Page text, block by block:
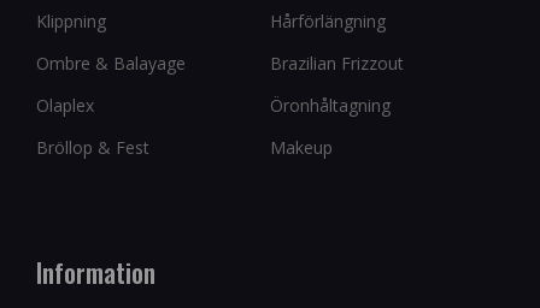
Klippning
Hårförlängning
Ombre & Balayage
Brazilian Frizzout
Olaplex
Öronhåltagning
Bröllop & Fest
Makeup
Information